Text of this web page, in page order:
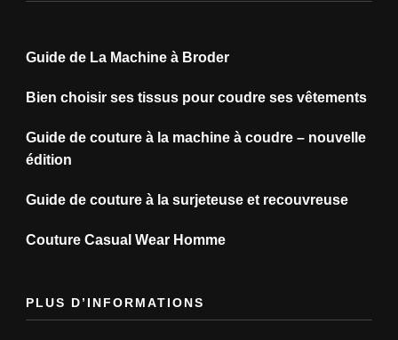
Guide de La Machine à Broder
Bien choisir ses tissus pour coudre ses vêtements
Guide de couture à la machine à coudre – nouvelle
édition
Guide de couture à la surjeteuse et recouvreuse
Couture Casual Wear Homme
PLUS D’INFORMATIONS